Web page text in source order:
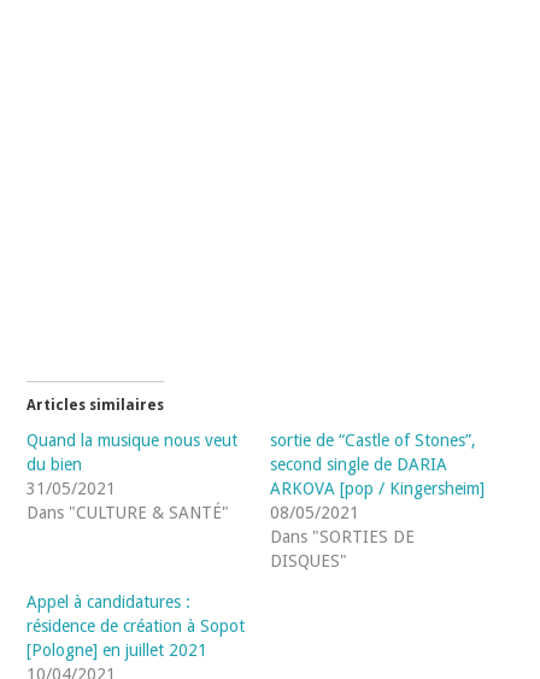
Articles similaires
Quand la musique nous veut
du bien
31/05/2021
Dans "CULTURE & SANTÉ"
sortie de “Castle of Stones”,
second single de DARIA
ARKOVA [pop / Kingersheim]
08/05/2021
Dans "SORTIES DE
DISQUES"
Appel à candidatures :
résidence de création à Sopot
[Pologne] en juillet 2021
10/04/2021